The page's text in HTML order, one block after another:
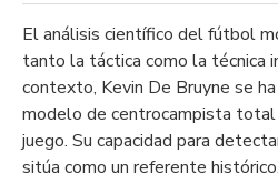
El análisis científico del fútbol
tanto la táctica como la técnica
contexto, Kevin De Bruyne se
modelo de centrocampista total
juego. Su capacidad para
sitúa como un referente